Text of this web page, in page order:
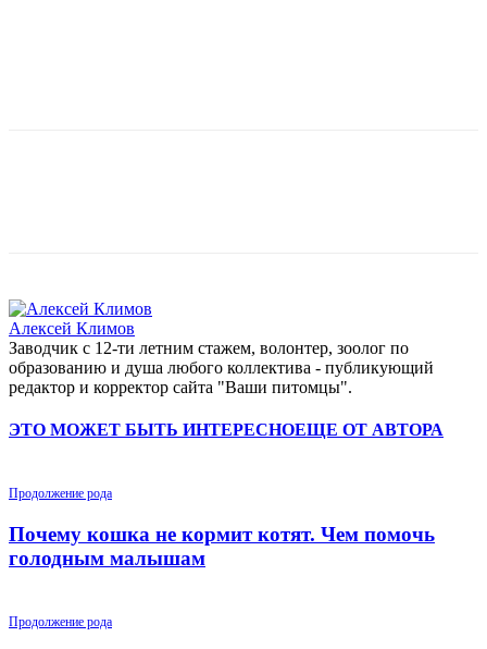
Алексей Климов
Заводчик c 12-ти летним стажем, волонтер, зоолог по
образованию и душа любого коллектива - публикующий
редактор и корректор сайта "Ваши питомцы".
ЭТО МОЖЕТ БЫТЬ ИНТЕРЕСНОЕЩЕ ОТ АВТОРА
Продолжение рода
Почему кошка не кормит котят. Чем помочь
голодным малышам
Продолжение рода